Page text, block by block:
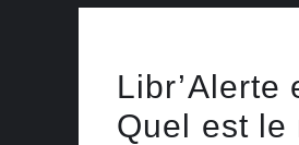
Libr’Alerte
Quel est le